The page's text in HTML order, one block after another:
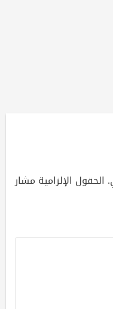
الحقول الإلزامية مشار